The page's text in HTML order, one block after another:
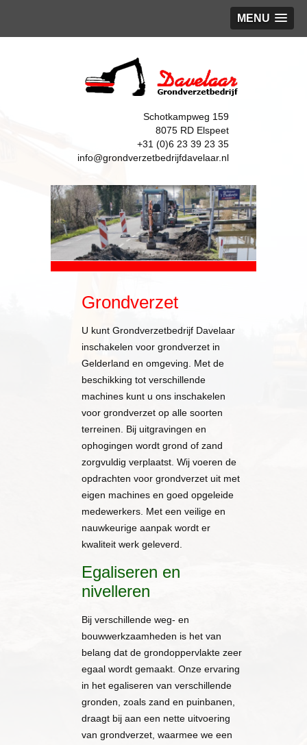
MENU
Schotkampweg 159
8075 RD Elspeet
+31 (0)6 23 39 23 35
info@grondverzetbedrijfdavelaar.nl
Grondverzet
U kunt Grondverzetbedrijf Davelaar
inschakelen voor grondverzet in
Gelderland en omgeving. Met de
beschikking tot verschillende
machines kunt u ons inschakelen
voor grondverzet op alle soorten
terreinen. Bij uitgravingen en
ophogingen wordt grond of zand
zorgvuldig verplaatst. Wij voeren de
opdrachten voor grondverzet uit met
eigen machines en goed opgeleide
medewerkers. Met een veilige en
nauwkeurige aanpak wordt er
kwaliteit werk geleverd.
Egaliseren en
nivelleren
Bij verschillende weg- en
bouwwerkzaamheden is het van
belang dat de grondoppervlakte zeer
egaal wordt gemaakt. Onze ervaring
in het egaliseren van verschillende
gronden, zoals zand en puinbanen,
draagt bij aan een nette uitvoering
van grondverzet, waarmee we een